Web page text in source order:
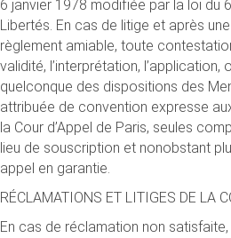
6 janvier 1978 modifiée par la loi du
Libertés. En cas de litige et après
règlement amiable, toute
validité, l’interprétation, l’application,
quelconque des dispositions des
attribuée de convention expresse
la Cour d’Appel de Paris, seules
lieu de souscription et nonobstant
appel en garantie.
RÉCLAMATIONS ET LITIGES DE LA
En cas de réclamation non